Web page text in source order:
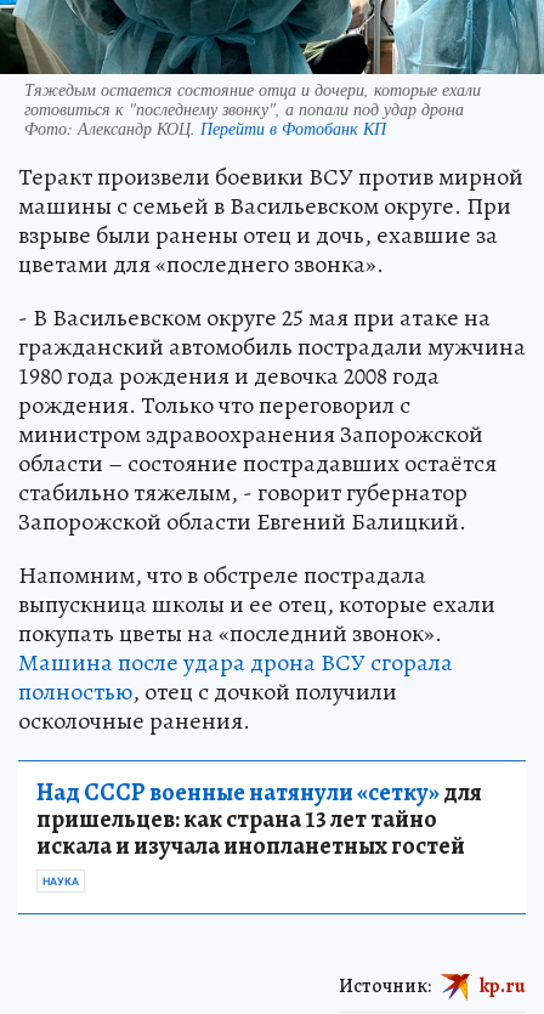
Тяжедым остается состояние отца и дочери, которые ехали
готовиться к "последнему звонку", а попали под удар дрона
Фото: Александр КОЦ. Перейти в Фотобанк КП
Теракт произвели боевики ВСУ против мирной
машины с семьей в Васильевском округе. При
взрыве были ранены отец и дочь, ехавшие за
цветами для «последнего звонка».
- В Васильевском округе 25 мая при атаке на
гражданский автомобиль пострадали мужчина
1980 года рождения и девочка 2008 года
рождения. Только что переговорил с
министром здравоохранения Запорожской
области – состояние пострадавших остаётся
стабильно тяжелым, - говорит губернатор
Запорожской области Евгений Балицкий.
Напомним, что в обстреле пострадала
выпускница школы и ее отец, которые ехали
покупать цветы на «последний звонок».
Машина после удара дрона ВСУ сгорала
полностью, отец с дочкой получили
осколочные ранения.
Над СССР военные натянули «сетку»для
пришельцев: как страна 13 лет тайно
искала и изучала инопланетных гостей
НАУКА
Источник: kp.ru